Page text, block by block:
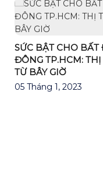
SỨC BẬT CHO
ĐÔNG TP.HCM: THỊ
TỪ BÂY GIỜ
05 Tháng 1, 2023